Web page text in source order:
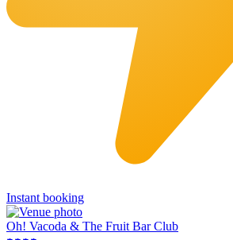
Instant booking
Oh! Vacoda & The Fruit Bar Club